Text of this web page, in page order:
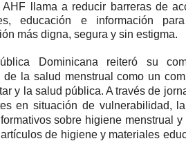
AHF llama a reducir barreras de
educación e información
más digna, segura y sin estigma.
Dominicana reiteró su
de la salud menstrual como un
y la salud pública. A través de
en situación de vulnerabilidad,
sobre higiene menstrual
de higiene y materiales